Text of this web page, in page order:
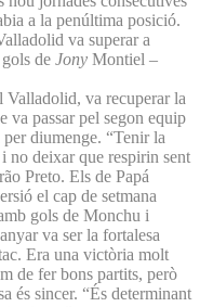
a la penúltima posició.
va superar a
de Jony Montiel –
Valladolid, va recuperar la
va passar pel segon equip
diumenge. “Tenir la
no deixar que respirin sent
Preto. Els de Papá
el cap de setmana
gols de Monchu i
va ser la fortalesa
Era una victòria molt
de fer bons partits, però
és sincer. “És determinant